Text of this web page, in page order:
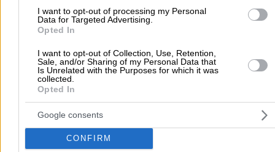
I want to opt-out of processing my Personal
Data for Targeted Advertising.
Opted In
I want to opt-out of Collection, Use, Retention,
Sale, and/or Sharing of my Personal Data that
Is Unrelated with the Purposes for which it was
collected.
Opted In
Google consents
CONFIRM
EKO DIESEL Avio2,129€
Τελευταία Ενημέρωση: 10/08/2026 6:38:22 πμ
ΕΡΜΗΣ ΑΕΜΕΕ ΥΠ/ΜΑ
ΑΓ.ΝΙΚΟΛΑΟΥ
4 ΧΙΛ.ΑΓ.ΝΙΚΟΛΑΟΥ ΛΑΣΙΘΙΟΥ, ΑΓ ΝΙΚΟΛΑΟΣ
Shell V-Power Diesel
Τελευταία Ενημέρωση: 10/08/2026 6:03:36 πμ